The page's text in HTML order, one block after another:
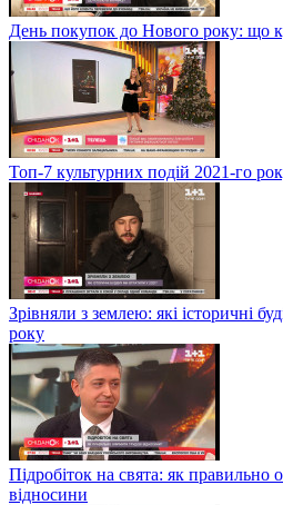
День покупок до Нового року: що
Топ-7 культурних подій 2021-го
Зрівняли з землею: які історичні
року
Підробіток на свята: як правильно
відносини